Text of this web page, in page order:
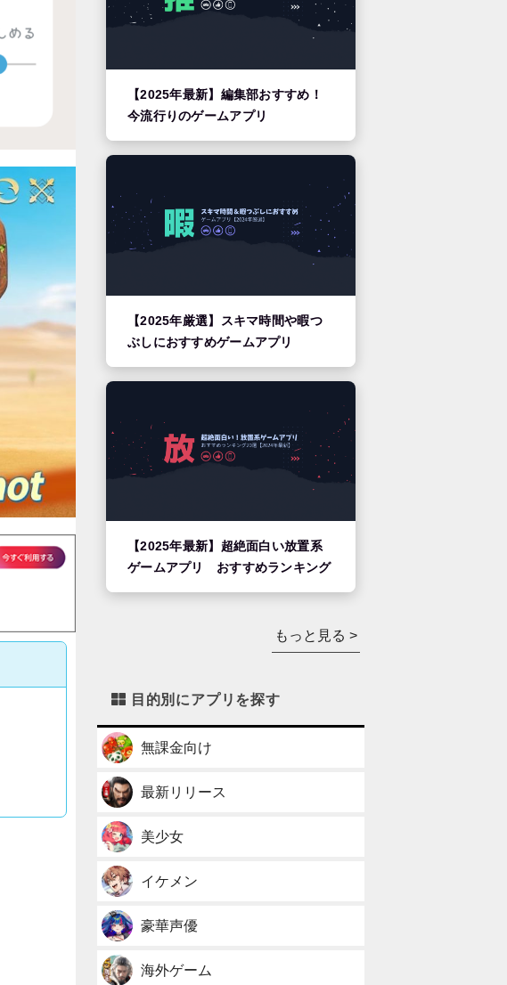
【2025年最新】編集部おすすめ！
今流行りのゲームアプリ
【2025年厳選】スキマ時間や暇つ
ぶしにおすすめゲームアプリ
【2025年最新】超絶面白い放置系
ゲームアプリ おすすめランキング
もっと見る >
目的別にアプリを探す
無課金向け
最新リリース
美少女
イケメン
豪華声優
海外ゲーム